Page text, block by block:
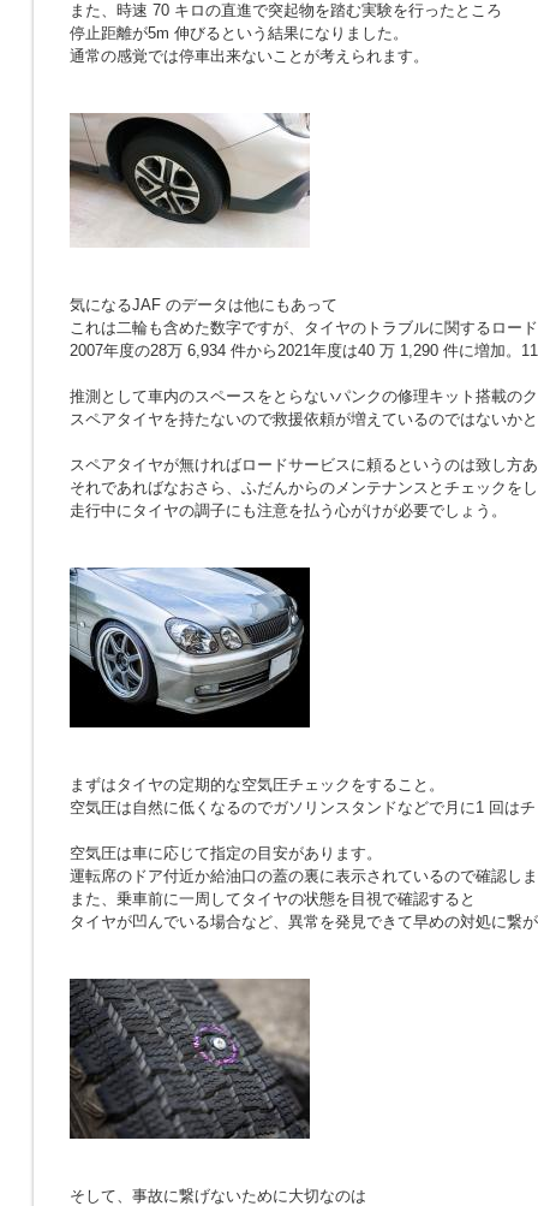
また、時速 70 キロの直進で突起物を踏む実験を行ったところ
停止距離が5m 伸びるという結果になりました。
通常の感覚では停車出来ないことが考えられます。
気になるJAF のデータは他にもあって
これは二輪も含めた数字ですが、タイヤのトラブルに関するロー
2007年度の28万 6,934 件から2021年度は40 万 1,290 件に増加。
推測として車内のスペースをとらないパンクの修理キット搭載の
スペアタイヤを持たないので救援依頼が増えているのではないか
スペアタイヤが無ければロードサービスに頼るというのは致し方
それであればなおさら、ふだんからのメンテナンスとチェックを
走行中にタイヤの調子にも注意を払う心がけが必要でしょう。
まずはタイヤの定期的な空気圧チェックをすること。
空気圧は自然に低くなるのでガソリンスタンドなどで月に1 回は
空気圧は車に応じて指定の目安があります。
運転席のドア付近か給油口の蓋の裏に表示されているので確認し
また、乗車前に一周してタイヤの状態を目視で確認すると
タイヤが凹んでいる場合など、異常を発見できて早めの対処に繋
そして、事故に繋げないために大切なのは